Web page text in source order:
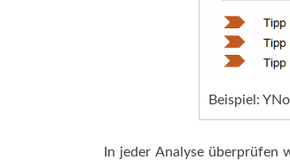
Beispiel:
In jeder Analyse überprüfen